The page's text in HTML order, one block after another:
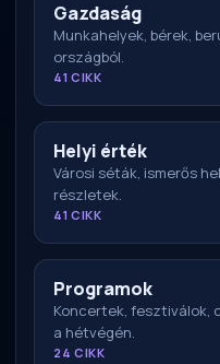
Gazdaság
Munkahelyek, bérek,
országból.
41 CIKK
Helyi érték
Városi séták, ismerős
részletek.
41 CIKK
Programok
Koncertek, fesztiválok,
a hétvégén.
24 CIKK